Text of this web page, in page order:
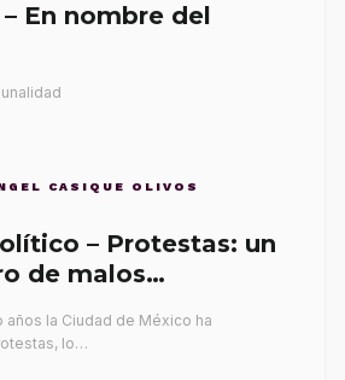
En nombre del
CASIQUE OLIVOS
– Protestas: un
de malos
años la Ciudad de México ha
lo…